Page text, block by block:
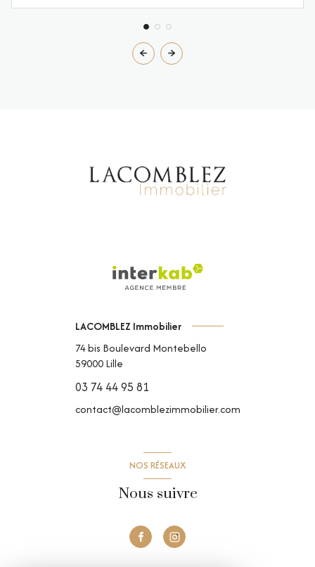
LACOMBLEZ Immobilier
74 bis Boulevard Montebello
59000Lille
03 74 44 95 81
contact@lacomblezimmobilier.com
NOS RÉSEAUX
Nous suivre